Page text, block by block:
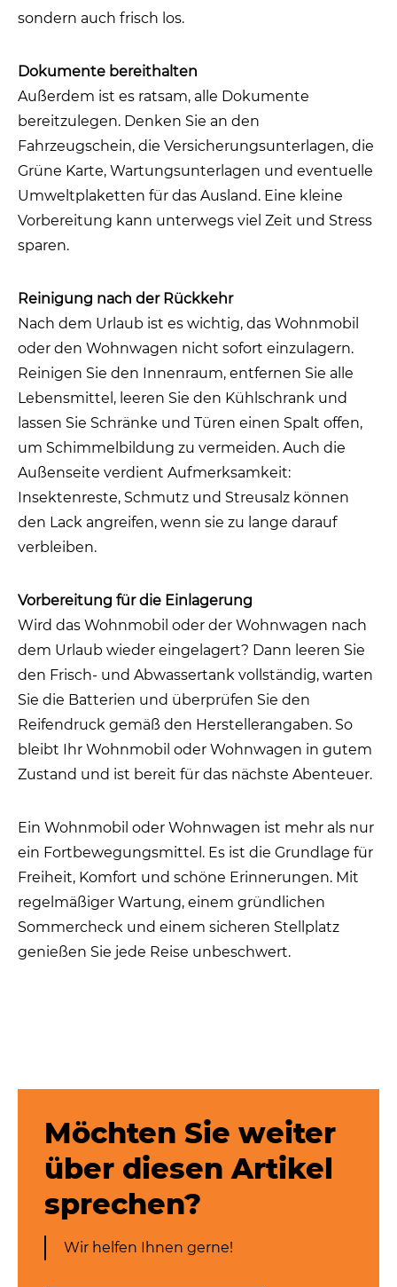
sondern auch frisch los.
Dokumente bereithalten
Außerdem ist es ratsam, alle Dokumente
bereitzulegen. Denken Sie an den
Fahrzeugschein, die Versicherungsunterlagen, die
Grüne Karte, Wartungsunterlagen und eventuelle
Umweltplaketten für das Ausland. Eine kleine
Vorbereitung kann unterwegs viel Zeit und Stress
sparen.
Reinigung nach der Rückkehr
Nach dem Urlaub ist es wichtig, das Wohnmobil
oder den Wohnwagen nicht sofort einzulagern.
Reinigen Sie den Innenraum, entfernen Sie alle
Lebensmittel, leeren Sie den Kühlschrank und
lassen Sie Schränke und Türen einen Spalt offen,
um Schimmelbildung zu vermeiden. Auch die
Außenseite verdient Aufmerksamkeit:
Insektenreste, Schmutz und Streusalz können
den Lack angreifen, wenn sie zu lange darauf
verbleiben.
Vorbereitung für die Einlagerung
Wird das Wohnmobil oder der Wohnwagen nach
dem Urlaub wieder eingelagert? Dann leeren Sie
den Frisch- und Abwassertank vollständig, warten
Sie die Batterien und überprüfen Sie den
Reifendruck gemäß den Herstellerangaben. So
bleibt Ihr Wohnmobil oder Wohnwagen in gutem
Zustand und ist bereit für das nächste Abenteuer.
Ein Wohnmobil oder Wohnwagen ist mehr als nur
ein Fortbewegungsmittel. Es ist die Grundlage für
Freiheit, Komfort und schöne Erinnerungen. Mit
regelmäßiger Wartung, einem gründlichen
Sommercheck und einem sicheren Stellplatz
genießen Sie jede Reise unbeschwert.
Möchten Sie weiter
über diesen Artikel
sprechen?
Wir helfen Ihnen gerne!